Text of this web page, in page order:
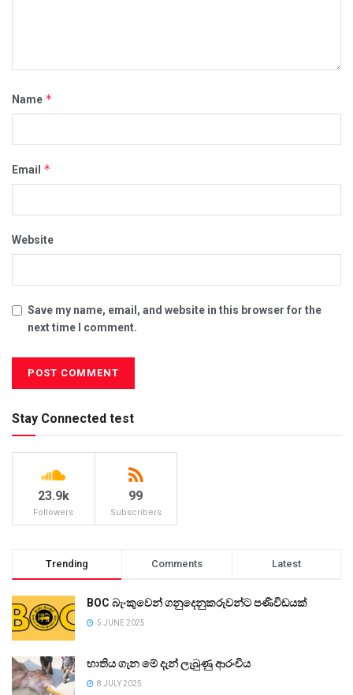
Name *
Email *
Website
Save my name, email, and website in this browser for the
next time I comment.
Stay Connected test
23.9k
Followers
99
Subscribers
Trending Comments Latest
BOC බැංකුවෙන් ගනුදෙනුකරුවන්ට පණිවිඩයක්
5 JUNE 2025
භාතිය ගැන මේ දැන් ලැබුණු ආරංචිය
8 JULY 2025